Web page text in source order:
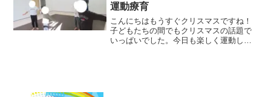
運動療育
こんにちはもうすぐクリスマスですね！
子どもたちの間でもクリスマスの話題で
いっぱいでした。今日も楽しく運動して